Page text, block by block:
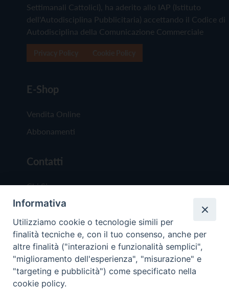
Settimanali Cattolici), ha aderito allo IAP (Istituto
dell'Autodisciplina Pubblicitaria) accettando il Codice di
Autodisciplina della Comunicazione Commerciale
E-Shop
Vendita Online
Abbonamenti
Contatti
Chi Siamo
Redazione
Scrivici
Copyright © 2019 - Tutti i diritti riservati - Vita
Informativa
Utilizziamo cookie o tecnologie simili per
finalità tecniche e, con il tuo consenso, anche per
altre finalità ("interazioni e funzionalità semplici",
"miglioramento dell'esperienza", "misurazione" e
"targeting e pubblicità") come specificato nella
cookie policy.